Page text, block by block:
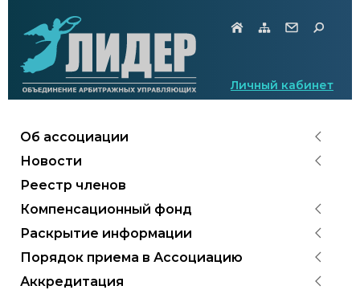
Личный кабинет
Об ассоциации
Новости
Реестр членов
Компенсационный фонд
Раскрытие информации
Порядок приема в Ассоциацию
Аккредитация